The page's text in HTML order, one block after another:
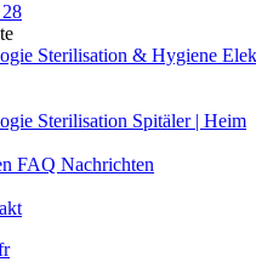
Sterilisation & Hygiene
Sterilisation Spitäler | Heim
FAQ Nachrichten